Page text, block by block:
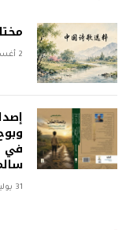
2 أغسطس 2026
في
31 يوليو 2026